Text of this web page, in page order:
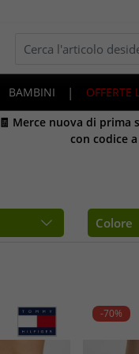
BAMBINI | OFFERTE
🧾 Merce nuova di prima
con codice
Colore
-70%